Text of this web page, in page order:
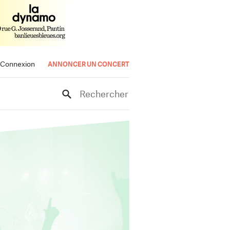
Connexion ANNONCER UN CONCERT
Rechercher